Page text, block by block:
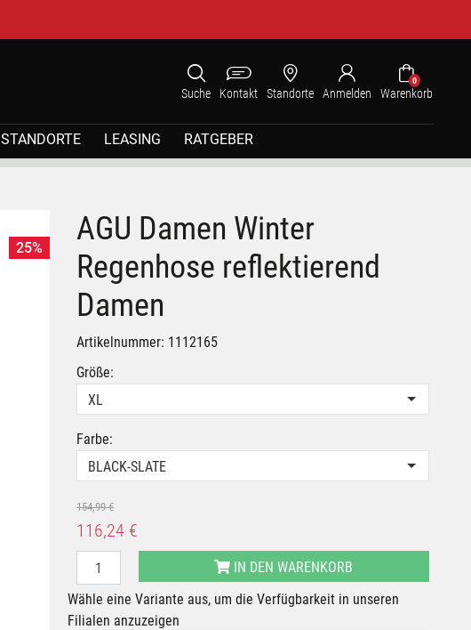
Suche Kontakt Standorte Anmelden
0
Warenkorb
STANDORTE LEASING RATGEBER
25%
AGU Damen Winter
Regenhose reflektierend
Damen
Artikelnummer: 1112165
Größe:
XL
Farbe:
BLACK-SLATE
154,99 €
116,24 €
IN DEN WARENKORB
Wähle eine Variante aus, um die Verfügbarkeit in unseren
Filialen anzuzeigen